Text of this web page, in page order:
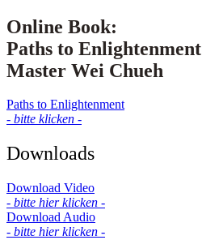
Online Book:
Paths to Enlightenment
Master Wei Chueh
Paths to Enlightenment
- bitte klicken -
Downloads
Download Video
- bitte hier klicken -
Download Audio
- bitte hier klicken -